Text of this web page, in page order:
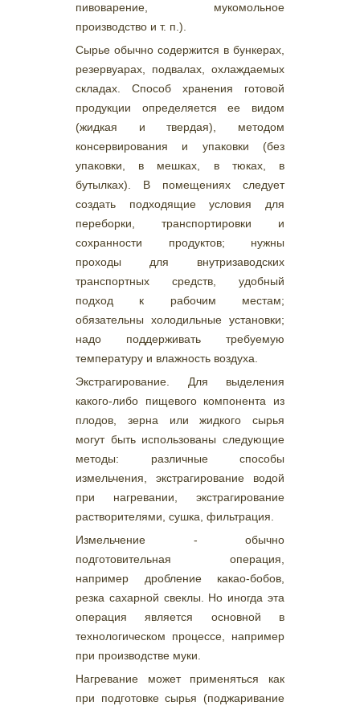
пивоварение, мукомольное
производство и т. п.).
Сырье обычно содержится в бункерах,
резервуарах, подвалах, охлаждаемых
складах. Способ хранения готовой
продукции определяется ее видом
(жидкая и твердая), методом
консервирования и упаковки (без
упаковки, в мешках, в тюках, в
бутылках). В помещениях следует
создать подходящие условия для
переборки, транспортировки и
сохранности продуктов; нужны
проходы для внутризаводских
транспортных средств, удобный
подход к рабочим местам;
обязательны холодильные установки;
надо поддерживать требуемую
температуру и влажность воздуха.
Экстрагирование. Для выделения
какого-либо пищевого компонента из
плодов, зерна или жидкого сырья
могут быть использованы следующие
методы: различные способы
измельчения, экстрагирование водой
при нагревании, экстрагирование
растворителями, сушка, фильтрация.
Измельчение - обычно
подготовительная операция,
например дробление какао-бобов,
резка сахарной свеклы. Но иногда эта
операция является основной в
технологическом процессе, например
при производстве муки.
Нагревание может применяться как
при подготовке сырья (поджаривание